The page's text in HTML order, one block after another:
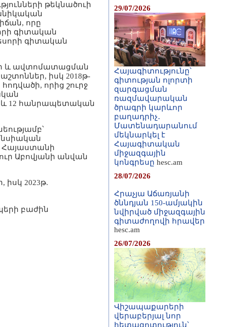
թեկնածուի
որը
գիտական
գիտական
և ավտոմատացման
իսկ 2018թ-
որից շուրջ
և 12 հանրապետական
Հայաստանի
Աբովյանի անվան
2023թ.
բաժին
29/07/2026
Հայագիտությունը՝
գիտության ոլորտի
զարգացման
ռազմավարական
ծրագրի կարևոր
բաղադրիչ․
Մատենադարանում
մեկնարկել է
Հայագիտական
միջազգային
կոնգրեսը hesc.am
28/07/2026
Հրաչյա Աճառյանի
ծննդյան 150-ամյակին
նվիրված միջազգային
գիտաժողովի հրավեր
hesc.am
26/07/2026
Վիշապաքարերի
վերաբերյալ նոր
հետազոտություն՝